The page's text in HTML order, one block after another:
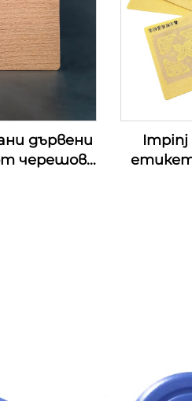
дървени
черешово
етикет